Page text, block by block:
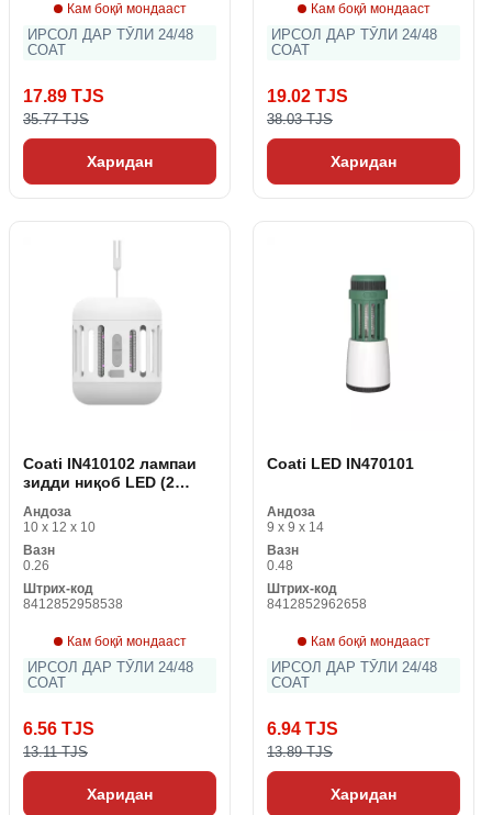
Кам боқӣ мондааст
ИРСОЛ ДАР ТӮЛИ 24/48
СОАТ
17.89 TJS
35.77 TJS
Харидан
Кам боқӣ мондааст
ИРСОЛ ДАР ТӮЛИ 24/48
СОАТ
19.02 TJS
38.03 TJS
Харидан
Coati IN410102 лампаи
зидди ниқоб LED (2
Андоза
10 x 12 x 10
Вазн
0.26
Штрих-код
8412852958538
Кам боқӣ мондааст
ИРСОЛ ДАР ТӮЛИ 24/48
СОАТ
6.56 TJS
13.11 TJS
Харидан
Coati LED IN470101
Андоза
9 x 9 x 14
Вазн
0.48
Штрих-код
8412852962658
Кам боқӣ мондааст
ИРСОЛ ДАР ТӮЛИ 24/48
СОАТ
6.94 TJS
13.89 TJS
Харидан